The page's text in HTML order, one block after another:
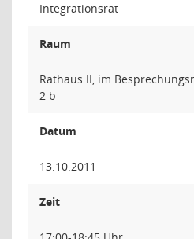
Integrationsrat
Raum
Rathaus II, im
2 b
Datum
13.10.2011
Zeit